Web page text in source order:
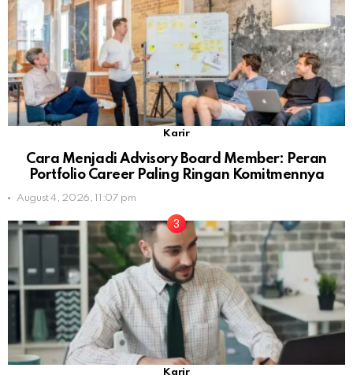
Karir
Cara Menjadi Advisory Board Member: Peran
Portfolio Career Paling Ringan Komitmennya
August 4, 2026, 11:07 pm
Karir